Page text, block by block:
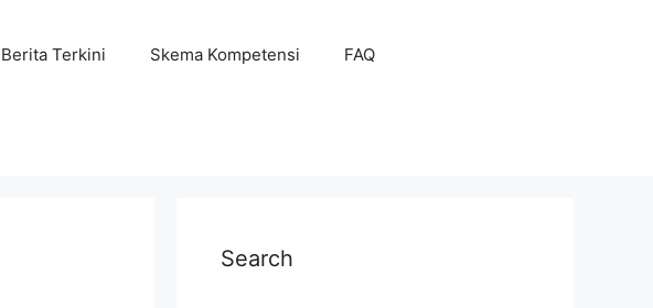
Berita Terkini Skema Kompetensi FAQ
Search